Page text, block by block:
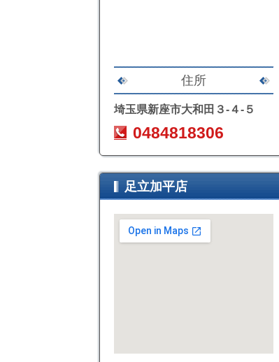
住所
埼玉県新座市大和田３-４-５
0484818306
足立加平店